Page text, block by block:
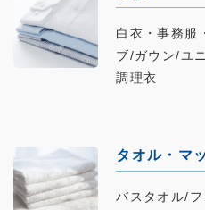
白衣・事務服
ブ/ガウン/ユ
調理衣
タオル・マ
バスタオル/